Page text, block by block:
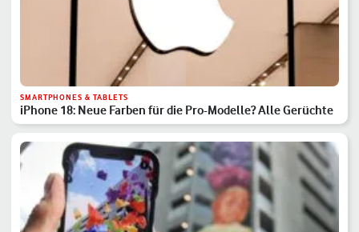
SMARTPHONES & TABLETS
iPhone 18: Neue Farben für die Pro-Modelle? Alle Gerüchte